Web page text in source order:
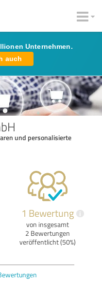
Unternehmen.
auch
und personalisierte
1 Bewertung i
von insgesamt
2 Bewertungen
veröffentlicht (50%)